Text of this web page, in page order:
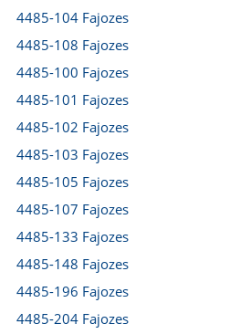
4485-104 Fajozes
4485-108 Fajozes
4485-100 Fajozes
4485-101 Fajozes
4485-102 Fajozes
4485-103 Fajozes
4485-105 Fajozes
4485-107 Fajozes
4485-133 Fajozes
4485-148 Fajozes
4485-196 Fajozes
4485-204 Fajozes